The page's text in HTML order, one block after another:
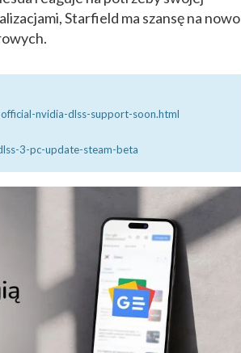
Starfield ma szansę na nowo
nvidia-dlss-support-soon.html
3-pc-update-steam-beta